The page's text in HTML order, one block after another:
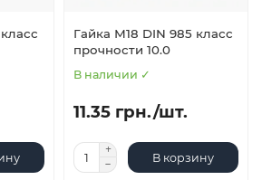
Гайка М18 DIN 985 класс
прочности 10.0
В наличии ✓
11.35 грн./шт.
В корзину